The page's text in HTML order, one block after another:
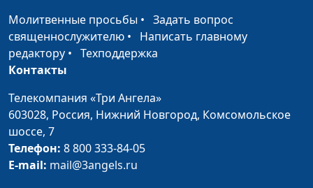
Интимная жизнь:
разрушительные мифы
(вторая часть)
Виталий Олийник,
руководитель Центра
Интимная жизнь:
разрушительные мифы
(первая часть)
Виталий Олийник,
руководитель Центра
Интимная жизнь:
Молитвенные просьбы • Задать вопрос
священнослужителю • Написать главному
редактору • Техподдержка
Контакты
Телекомпания «Три Ангела»
603028, Россия, Нижний Новгород, Комсомольское
шоссе, 7
Телефон: 8 800 333-84-05
E-mail: mail@3angels.ru